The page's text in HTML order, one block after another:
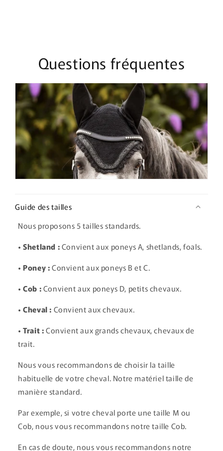
Questions fréquentes
Guide des tailles
Nous proposons 5 tailles standards.
• Shetland :Convient aux poneys A, shetlands, foals.
• Poney :Convient aux poneys B et C.
• Cob :Convient aux poneys D, petits chevaux.
• Cheval : Convient aux chevaux.
• Trait :Convient aux grands chevaux, chevaux de
trait.
Nous vous recommandons de choisir la taille
habituelle de votre cheval. Notre matériel taille de
manière standard.
Par exemple, si votre cheval porte une taille M ou
Cob, nous vous recommandons notre taille Cob.
En cas de doute, nous vous recommandons notre